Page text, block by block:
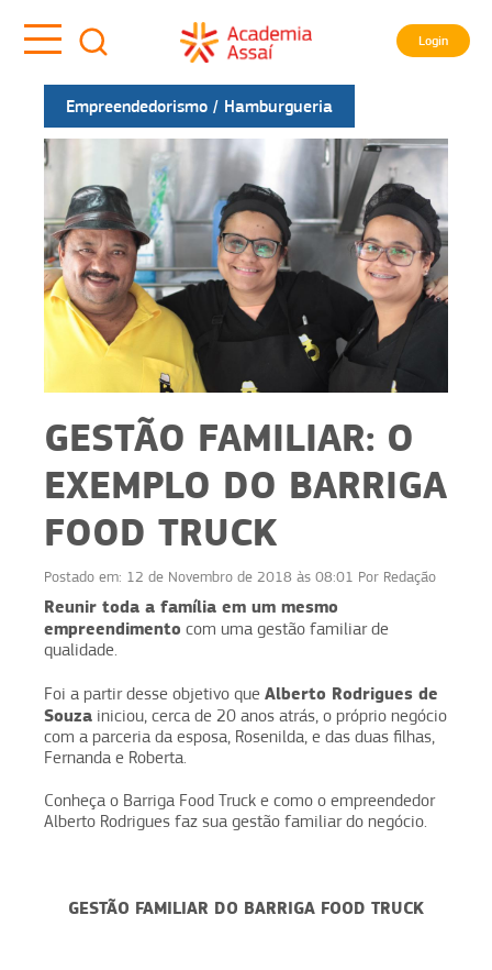
Login
Empreendedorismo Hamburgueria
GESTÃO FAMILIAR: O
EXEMPLO DO BARRIGA
FOOD TRUCK
Postado em: 12 de Novembro de 2018 às 08:01 Por Redação
Reunir toda a família em um mesmo
empreendimento com uma gestão familiar de
qualidade.
Foi a partir desse objetivo que Alberto Rodrigues de
Souza iniciou, cerca de 20 anos atrás, o próprio negócio
com a parceria da esposa, Rosenilda, e das duas filhas,
Fernanda e Roberta.
Conheça o Barriga Food Truck e como o empreendedor
Alberto Rodrigues faz sua gestão familiar do negócio.
GESTÃO FAMILIAR DO BARRIGA FOOD TRUCK